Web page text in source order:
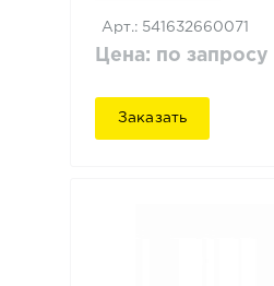
Арт.: 541632660071
Цена: по запросу
Заказать